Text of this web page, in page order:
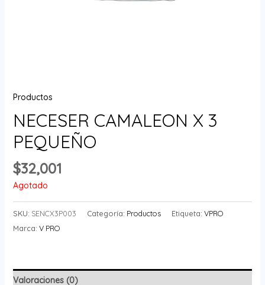
Productos
NECESER CAMALEON X 3
PEQUEÑO
$32,001
Agotado
SKU: SENCX3P003 Categoría: Productos Etiqueta: VPRO
Marca: V PRO
Valoraciones (0)